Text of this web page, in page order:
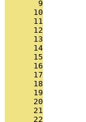
       9
      10
      11
      12
      13
      14
      15
      16
      17
      18
      19
      20
      21
      22